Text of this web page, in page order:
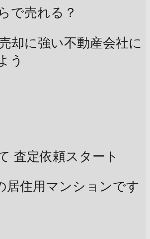
で売れる？
却に強い不動産会社に
う
査定依頼スタート
居住用マンションです